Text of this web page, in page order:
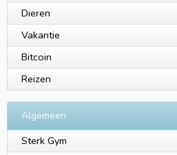
Dieren
Vakantie
Bitcoin
Reizen
Algemeen
Sterk Gym